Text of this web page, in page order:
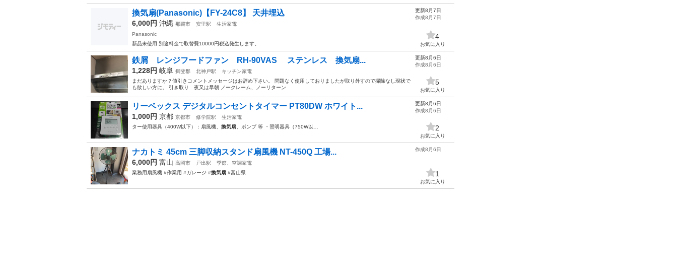
換気扇(Panasonic)【FY-24C8】 天井埋込
6,000円 沖縄 那覇市 安里駅
生活家電
Panasonic
新品未使用 別途料金で取替費10000円税込発生します。
更新8月7日
作成8月7日
4
お気に入り
鉄屑 レンジフードファン RH-90VAS ステンレス 換気扇...
1,228円 岐阜 揖斐郡 北神戸駅
キッチン家電
まだありますか？値引きコメントメッセージはお辞め下さい。 問題なく使用しておりましたが取り外すので掃除なし現状で
も欲しい方に。 引き取り 夜又は早朝 ノークレーム、ノーリターン
更新8月6日
作成8月6日
5
お気に入り
リーベックス デジタルコンセントタイマー PT80DW ホワイト...
1,000円 京都 京都市 修学院駅
生活家電
ター使用器具（400W以下）：扇風機、 換気扇 、ポンプ 等 ・照明器具（750W以…
更新8月6日
作成8月6日
2
お気に入り
ナカトミ 45cm 三脚収納スタンド扇風機 NT-450Q 工場...
6,000円 富山 高岡市 戸出駅
季節、空調家電
業務用扇風機 #作業用 #ガレージ #換気扇 #富山県
作成8月6日
1
お気に入り